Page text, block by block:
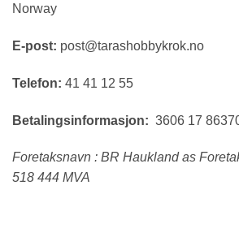
Norway
E-post: post@tarashobbykrok.no
Telefon: 41 41 12 55
Betalingsinformasjon: 3606 17
Foretaksnavn : BR Haukland as
518 444 MVA